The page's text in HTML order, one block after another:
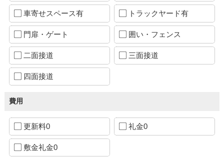
車寄せスペース有 トラックヤード有
門扉・ゲート 囲い・フェンス
二面接道 三面接道
四面接道
費用
更新料0 礼金0
敷金礼金0